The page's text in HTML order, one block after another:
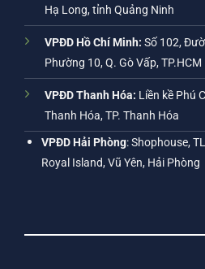
Hạ Long, tỉnh Quảng Ninh
VPĐD Hồ Chí Minh: Số 102,
Phường 10, Q. Gò Vấp, TP.HCM
VPĐD Thanh Hóa: Liền kề Phú
Thanh Hóa, TP. Thanh Hóa
VPĐD Hải Phòng: Shophouse,
Royal Island, Vũ Yên, Hải Phòng